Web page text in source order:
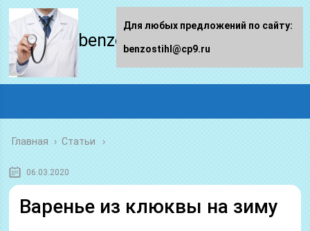
benzostihl.ru
Главная › Статьи
06.03.2020
Варенье из клюквы на зиму
Для любых предложений по сайту:
benzostihl@cp9.ru